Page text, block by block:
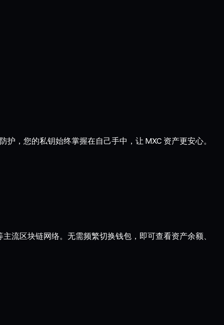
，您的私钥始终掌握在自己手中，让 MXC 资产更安心。
流区块链网络。无需频繁切换钱包，即可查看资产余额、